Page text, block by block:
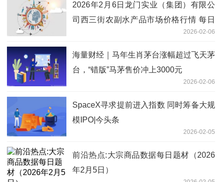
2026年2月6日龙门实业（集团）有限公
司西三街农副水产品市场价格行情 每日
2026-02-06
海量财经｜马年生肖茅台涨幅超过飞天茅
台，“错版”马茅售价冲上3000元
2026-02-06
SpaceX寻求提前进入指数 同时筹备大规
模IPO|今头条
2026-02-05
前沿热点:大宗商品数据每日题材（2026
年2月5日）​